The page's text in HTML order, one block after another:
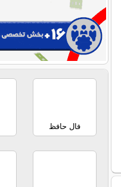
فال حافظ